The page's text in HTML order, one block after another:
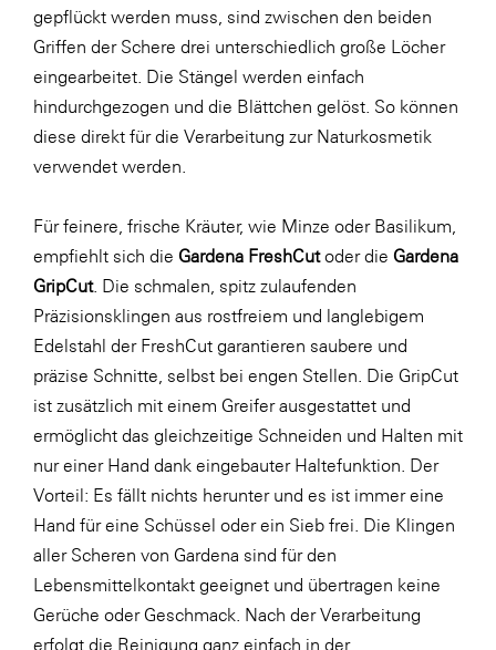
gepflückt werden muss, sind zwischen den beiden
Griffen der Schere drei unterschiedlich große Löcher
eingearbeitet. Die Stängel werden einfach
hindurchgezogen und die Blättchen gelöst. So können
diese direkt für die Verarbeitung zur Naturkosmetik
verwendet werden.
Für feinere, frische Kräuter, wie Minze oder Basilikum,
empfiehlt sich die Gardena FreshCutoder die Gardena
GripCut. Die schmalen, spitz zulaufenden
Präzisionsklingen aus rostfreiem und langlebigem
Edelstahl der FreshCut garantieren saubere und
präzise Schnitte, selbst bei engen Stellen. Die GripCut
ist zusätzlich mit einem Greifer ausgestattet und
ermöglicht das gleichzeitige Schneiden und Halten mit
nur einer Hand dank eingebauter Haltefunktion. Der
Vorteil: Es fällt nichts herunter und es ist immer eine
Hand für eine Schüssel oder ein Sieb frei. Die Klingen
aller Scheren von Gardena sind für den
Lebensmittelkontakt geeignet und übertragen keine
Gerüche oder Geschmack. Nach der Verarbeitung
erfolgt die Reinigung ganz einfach in der